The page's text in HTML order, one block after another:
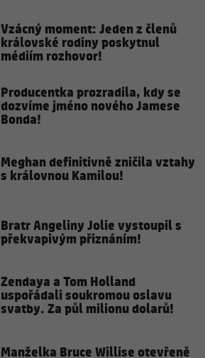
Vzácný moment: Jeden z členů
královské rodiny poskytnul
médiím rozhovor!
Producentka prozradila, kdy se
dozvíme jméno nového Jamese
Bonda!
Meghan definitivně zničila vztahy
s královnou Kamilou!
Bratr Angeliny Jolie vystoupil s
překvapivým přiznáním!
Zendaya a Tom Holland
uspořádali soukromou oslavu
svatby. Za půl milionu dolarů!
Manželka Bruce Willise otevřeně